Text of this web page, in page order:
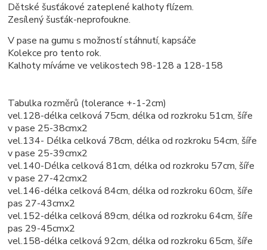
Dětské šusťákové zateplené kalhoty flízem.
Zesílený šusťák-neprofoukne.
V pase na gumu s možností stáhnutí, kapsáče
Kolekce pro tento rok.
Kalhoty míváme ve velikostech 98-128 a 128-158
Tabulka rozměrů (tolerance +-1-2cm)
vel.128-délka celková 75cm, délka od rozkroku 51cm, šíře
v pase 25-38cmx2
vel.134- Délka celková 78cm, délka od rozkroku 54cm, šíře
v pase 25-39cmx2
vel.140-Délka celková 81cm, délka od rozkroku 57cm, šíře
v pase 27-42cmx2
vel.146-délka celková 84cm, délka od rozkroku 60cm, šíře
pas 27-43cmx2
vel.152-délka celková 89cm, délka od rozkroku 64cm, šíře
pas 29-45cmx2
vel.158-délka celková 92cm, délka od rozkroku 65cm, šíře